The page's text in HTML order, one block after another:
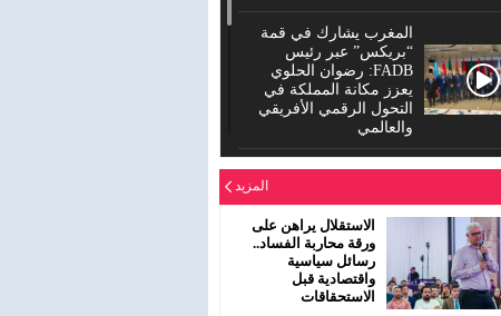
المغرب يشارك في قمة
“بريكس” عبر رئيس
FADB: رضوان الحلوي
يعزز مكانة المملكة في
التحول الرقمي الأفريقي
والعالمي
الدورة العادية للمجلس
الإقليمي لحزب الاستقلال
بمفتشية عين الشق
سيدي معروف
رئيس جماعة البروج /
اقليم سطات : لا يحترم
جلالة الملك محمد
المزيد
الاستقلال يراهن على
ورقة محاربة الفساد..
رسائل سياسية
واقتصادية قبل
الاستحقاقات